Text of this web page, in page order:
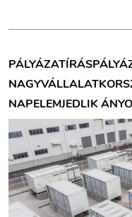
PÁLYÁZATÍRÁS
NAGYVÁLLALAT
NAPELEMJEDLIK